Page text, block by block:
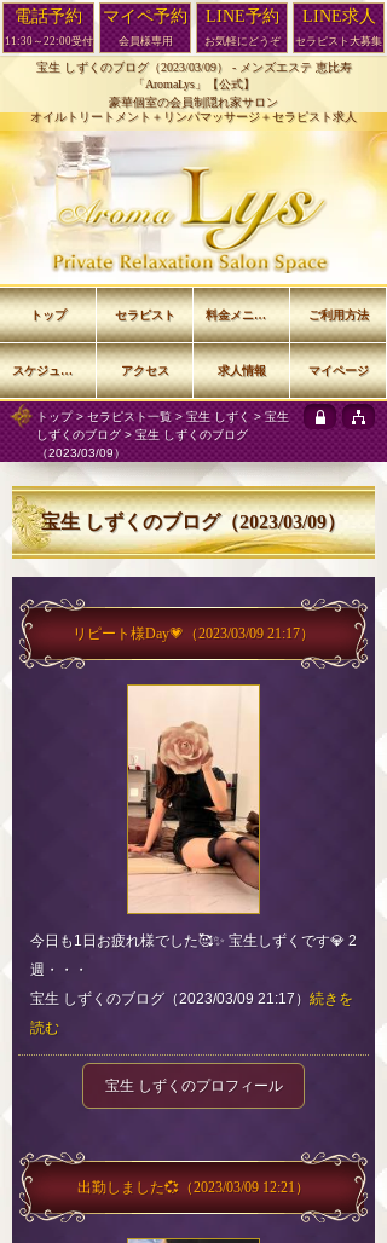
宝生 しずくのブログ（2023/03/09） - メンズエステ 恵比寿
「AromaLys」【公式】
豪華個室の会員制隠れ家サロン
オイルトリートメント＋リンパマッサージ＋セラピスト求人
トップ> セラピスト一覧 >宝生 しずく > 宝生
しずくのブログ > 宝生 しずくのブログ
（2023/03/09）
宝生 しずくのブログ（2023/03/09）
リピート様Day💗 （2023/03/09 21:17）
今日も1日お疲れ様でした🥰✨ 宝生しずくです💎 2
週・・・
宝生 しずくのブログ（2023/03/09 21:17） 続きを
読む
宝生 しずくのプロフィール
出勤しました💞 （2023/03/09 12:21）
トップ セラピスト 料金メニュー ご利用方法
スケジュール アクセス 求人情報 マイページ
電話予約
11:30～22:00受付
マイペ予約
会員様専用
LINE予約
お気軽にどうぞ
LINE求人
セラピスト大募集